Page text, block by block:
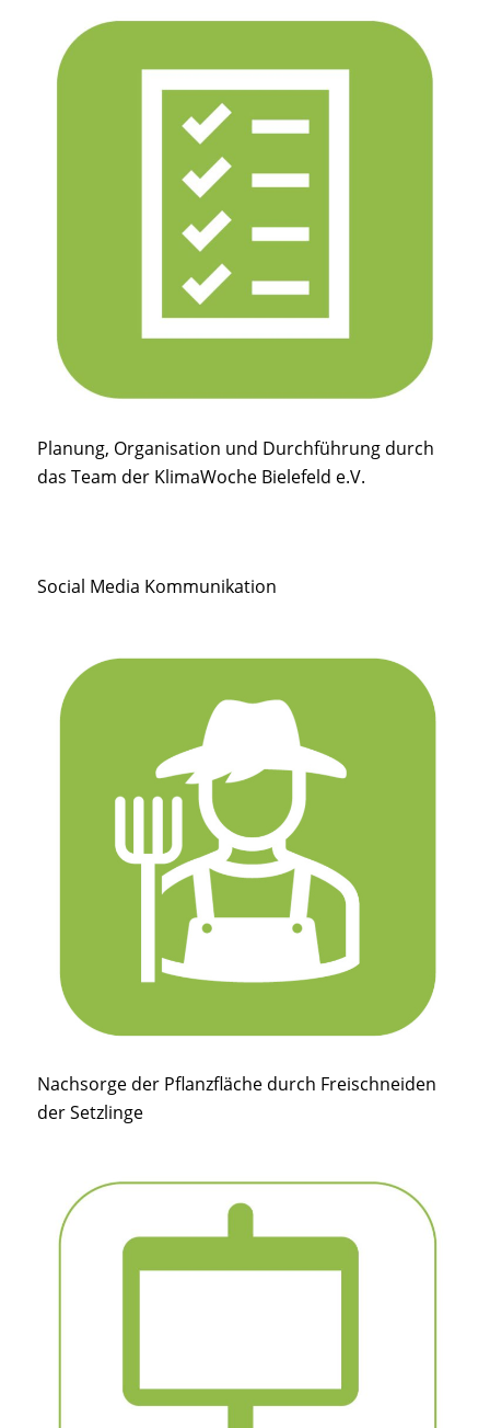
Planung, Organisation und Durchführung durch
das Team der KlimaWoche Bielefeld e.V.
Social Media Kommunikation
Nachsorge der Pflanzfläche durch Freischneiden
der Setzlinge